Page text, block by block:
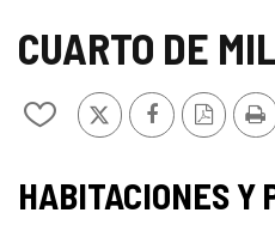
León
CUARTO DE
Añadir/quitar
cuadernos
X FacebookVersión
PDF
HABITACIONES Y